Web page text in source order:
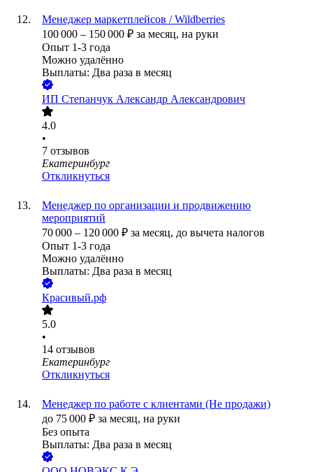
Менеджер маркетплейсов / Wildberries
100 000 – 150 000 ₽ за месяц, на руки
Опыт 1-3 года
Можно удалённо
Выплаты: Два раза в месяц
ИП Степанчук Александр Александрович
4.0
•
7 отзывов
Екатеринбург
Откликнуться
Менеджер по организации и продвижению
мероприятий
70 000 – 120 000 ₽ за месяц, до вычета налогов
Опыт 1-3 года
Можно удалённо
Выплаты: Два раза в месяц
Красивый.рф
5.0
•
14 отзывов
Екатеринбург
Откликнуться
Менеджер по работе с клиентами (Не продажи)
до 75 000 ₽ за месяц, на руки
Без опыта
Выплаты: Два раза в месяц